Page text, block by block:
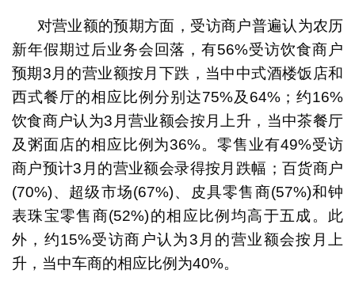
对营业额的预期方面，受访商户普遍认为农历
新年假期过后业务会回落，有56%受访饮食商户
预期3月的营业额按月下跌，当中中式酒楼饭店和
西式餐厅的相应比例分别达75%及64%；约16%
饮食商户认为3月营业额会按月上升，当中茶餐厅
及粥面店的相应比例为36%。零售业有49%受访
商户预计3月的营业额会录得按月跌幅；百货商户
(70%)、超级市场(67%)、皮具零售商(57%)和钟
表珠宝零售商(52%)的相应比例均高于五成。此
外，约15%受访商户认为3月的营业额会按月上
升，当中车商的相应比例为40%。